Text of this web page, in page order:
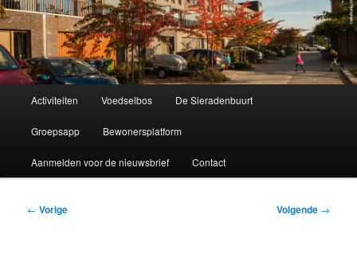
Activiteiten Voedselbos De Sieradenbuurt
Groepsapp Bewonersplatform
Aanmelden voor de nieuwsbrief Contact
Bericht
← Vorige Volgende →